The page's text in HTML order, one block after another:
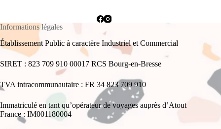
Informations légales
Établissement Public à caractère Industriel et Commercial
SIRET : 823 709 910 00017 RCS Bourg-en-Bresse
TVA intracommunautaire : FR 34 823 709 910
Immatriculé en tant qu’opérateur de voyages auprès d’Atout
France : IM001180004